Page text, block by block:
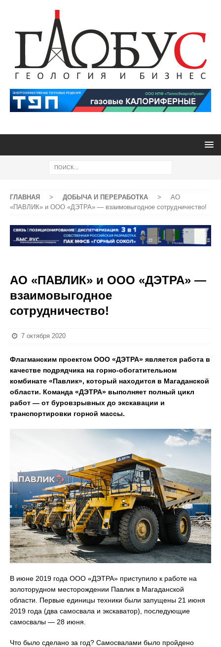
ГЛАВНАЯ > ДОБЫЧА И ПЕРЕРАБОТКА >
АО
«ПАВЛИК» и ООО «ДЭТРА» — взаимовыгодное сотрудничество!
АО «ПАВЛИК» и ООО «ДЭТРА» —
взаимовыгодное
сотрудничество!
7 октября 2020
Флагманским проектом ООО «ДЭТРА» является работа в
качестве подрядчика на горно-обогатительном
комбинате «Павлик», который находится в Магаданской
области. Команда «ДЭТРА» выполняет полный цикл
работ — от буровзрывных до экскавации и
транспортировки горной массы.
В июне 2019 года ООО «ДЭТРА» приступило к работе на
золоторудном месторождении Павлик в Магаданской
области. Первые единицы техники были запущены 21 июня
2019 года (два самосвала и экскаватор), последующие
самосвалы — 28 июня.
Что было сделано за год? Самосвалами было пройдено